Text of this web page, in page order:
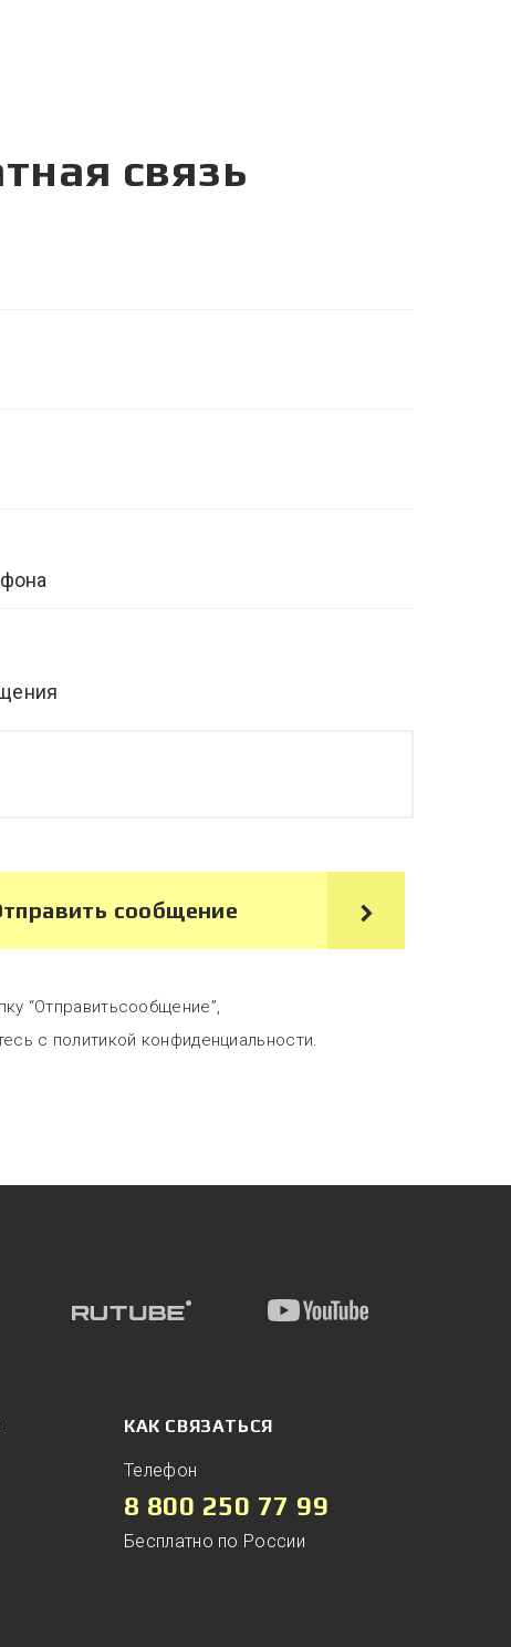
связь
сообщение
“Отправитьсообщение”,
с политикой конфиденциальности.
КАК СВЯЗАТЬСЯ
Телефон
8 800 250 77 99
Бесплатно по России